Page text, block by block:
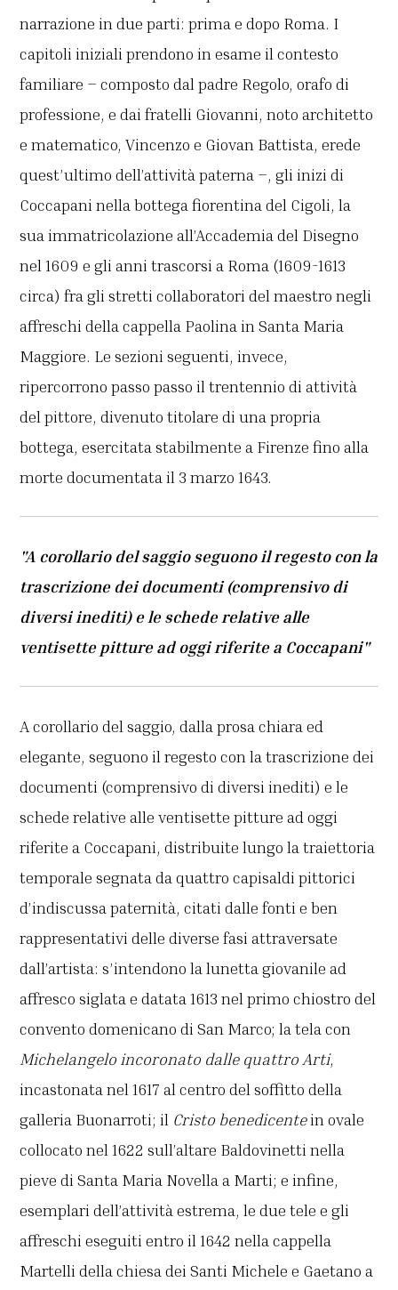
narrazione in due parti: prima e dopo Roma. I
capitoli iniziali prendono in esame il contesto
familiare – composto dal padre Regolo, orafo di
professione, e dai fratelli Giovanni, noto architetto
e matematico, Vincenzo e Giovan Battista, erede
quest’ultimo dell’attività paterna –, gli inizi di
Coccapani nella bottega fiorentina del Cigoli, la
sua immatricolazione all’Accademia del Disegno
nel 1609 e gli anni trascorsi a Roma (1609-1613
circa) fra gli stretti collaboratori del maestro negli
affreschi della cappella Paolina in Santa Maria
Maggiore. Le sezioni seguenti, invece,
ripercorrono passo passo il trentennio di attività
del pittore, divenuto titolare di una propria
bottega, esercitata stabilmente a Firenze fino alla
morte documentata il 3 marzo 1643.
"A corollario del saggio seguono il regesto con la
trascrizione dei documenti (comprensivo di
diversi inediti) e le schede relative alle
ventisette pitture ad oggi riferite a Coccapani"
A corollario del saggio, dalla prosa chiara ed
elegante, seguono il regesto con la trascrizione dei
documenti (comprensivo di diversi inediti) e le
schede relative alle ventisette pitture ad oggi
riferite a Coccapani, distribuite lungo la traiettoria
temporale segnata da quattro capisaldi pittorici
d’indiscussa paternità, citati dalle fonti e ben
rappresentativi delle diverse fasi attraversate
dall’artista: s’intendono la lunetta giovanile ad
affresco siglata e datata 1613 nel primo chiostro del
convento domenicano di San Marco; la tela con
Michelangelo incoronato dalle quattro Arti,
incastonata nel 1617 al centro del soffitto della
galleria Buonarroti; il Cristo benedicentein ovale
collocato nel 1622 sull’altare Baldovinetti nella
pieve di Santa Maria Novella a Marti; e infine,
esemplari dell’attività estrema, le due tele e gli
affreschi eseguiti entro il 1642 nella cappella
Martelli della chiesa dei Santi Michele e Gaetano a